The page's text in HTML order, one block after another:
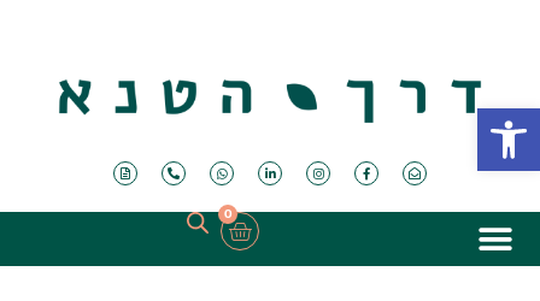
פתח סרגל נגישות
0